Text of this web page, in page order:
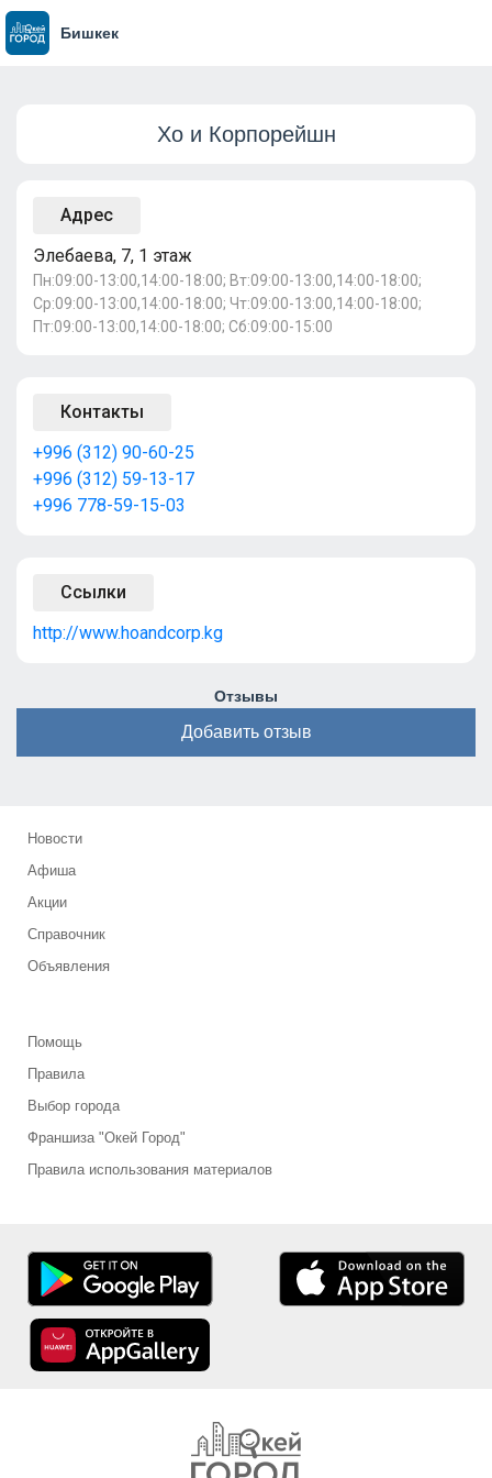
Бишкек
Хо и Корпорейшн
Адрес
Элебаева, 7, 1 этаж
Пн:09:00-13:00,14:00-18:00; Вт:09:00-13:00,14:00-18:00;
Ср:09:00-13:00,14:00-18:00; Чт:09:00-13:00,14:00-18:00;
Пт:09:00-13:00,14:00-18:00; Сб:09:00-15:00
Контакты
+996 (312) 90-60-25
+996 (312) 59-13-17
+996 778-59-15-03
Ссылки
http://www.hoandcorp.kg
Отзывы
Добавить отзыв
Новости
Афиша
Акции
Справочник
Объявления
Помощь
Правила
Выбор города
Франшиза "Окей Город"
Правила использования материалов